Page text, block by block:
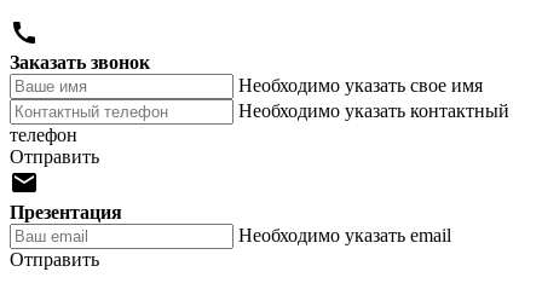

Заказать звонок
Необходимо указать свое имя
Необходимо указать контактный
телефон
Отправить

Презентация
Необходимо указать email
Отправить